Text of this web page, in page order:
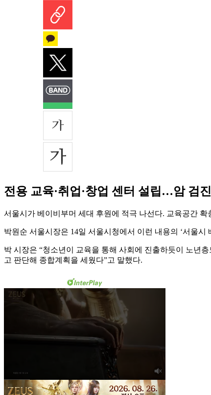
전용 교육·취업·창업 센터 설립…암 검
서울시가 베이비부머 세대 후원에 적극 나선다. 교육공간
박원순 서울시장은 14일 서울시청에서 이런 내용의 ‘서울시
박 시장은 “청소년이 교육을 통해 사회에 진출하듯이 노년
고 판단해 종합계획을 세웠다”고 말했다.